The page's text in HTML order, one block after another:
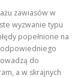
zawiasów w
wyzwanie typu
popełnione na
odpowiedniego
do
a w skrajnych